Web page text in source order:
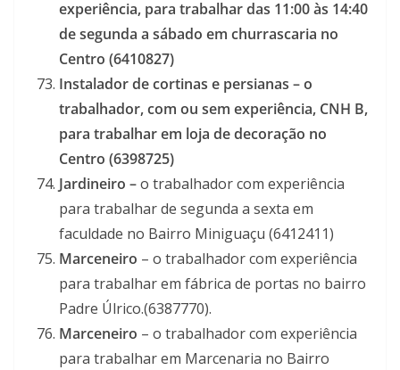
experiência, para trabalhar das 11:00 às 14:40
de segunda a sábado em churrascaria no
Centro (6410827)
Instalador de cortinas e persianas –o
trabalhador, com ou sem experiência, CNH B,
para trabalhar em loja de decoração no
Centro (6398725)
Jardineiro –o trabalhador com experiência
para trabalhar de segunda a sexta em
faculdade no Bairro Miniguaçu (6412411)
Marceneiro – o trabalhador com experiência
para trabalhar em fábrica de portas no bairro
Padre Úlrico.(6387770).
Marceneiro – o trabalhador com experiência
para trabalhar em Marcenaria no Bairro